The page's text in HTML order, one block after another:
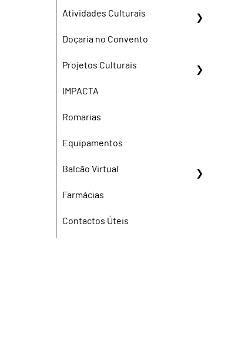
Atividades Culturais
Doçaria no Convento
Projetos Culturais
IMPACTA
Romarias
Equipamentos
Balcão Virtual
Farmácias
Contactos Úteis